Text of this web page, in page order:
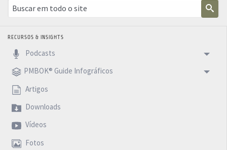
RECURSOS & INSIGHTS
Podcasts
PMBOK® Guide Infográficos
Artigos
Downloads
Vídeos
Fotos